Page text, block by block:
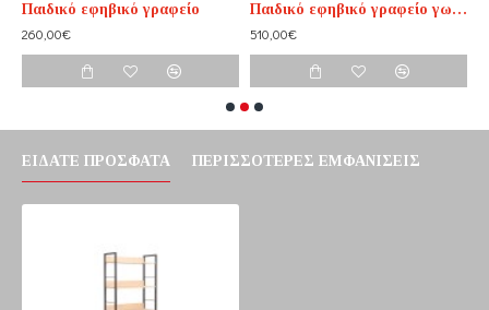
Παιδικό εφηβικό γραφείο
260,00€
Παιδικό εφηβικό γραφείο γωνιακό
510,00€
ΕΊΔΑΤΕ ΠΡΌΣΦΑΤΑ ΠΕΡΙΣΣΌΤΕΡΕΣ ΕΜΦΑΝΊΣΕΙΣ